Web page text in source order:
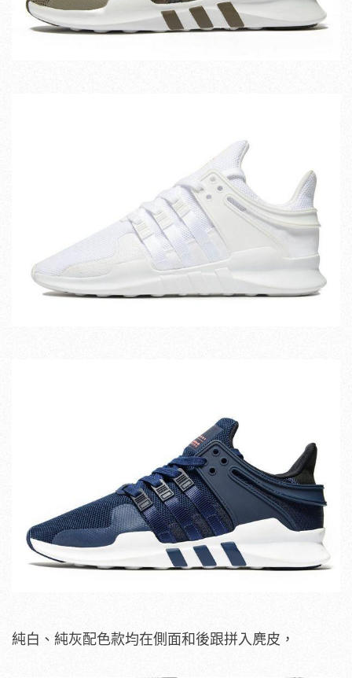
純白、純灰配色款均在側面和後跟拼入麂皮，